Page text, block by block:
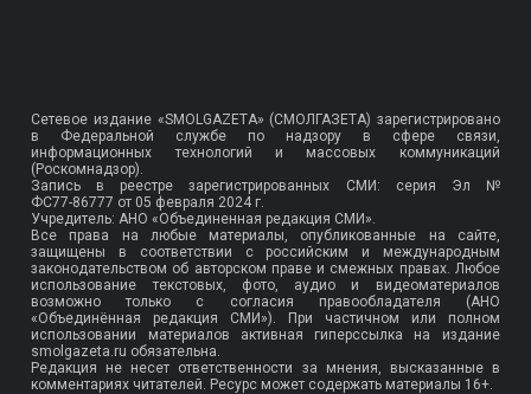
Сетевое издание «SMOLGAZETA» (СМОЛГАЗЕТА) зарегистрировано
в Федеральной службе по надзору в сфере связи,
информационных технологий и массовых коммуникаций
(Роскомнадзор).
Запись в реестре зарегистрированных СМИ: серия Эл №
ФС77-86777 от 05 февраля 2024 г.
Учредитель: АНО «Объединенная редакция СМИ».
Все права на любые материалы, опубликованные на сайте,
защищены в соответствии с российским и международным
законодательством об авторском праве и смежных правах. Любое
использование текстовых, фото, аудио и видеоматериалов
возможно только с согласия правообладателя (АНО
«Объединённая редакция СМИ»). При частичном или полном
использовании материалов активная гиперссылка на издание
smolgazeta.ru обязательна.
Редакция не несет ответственности за мнения, высказанные в
комментариях читателей. Ресурс может содержать материалы 16+.